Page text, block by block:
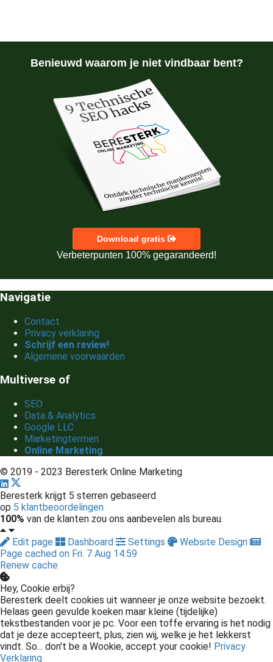
Benieuwd waarom je niet vindbaar bent?
Download gratis
Verbeterpunten 100% gegarandeerd!
Navigatie
Contact
Privacy verklaring
Schrijf een review!
Algemene voorwaarden
Multiverse of
SEO
Data & Analytics
Google LLC
Marketingtermen
Online Marketing
© 2019 - 2023 Beresterk Online Marketing
Beresterk krijgt 5 sterren gebaseerd
op 5 klantbeoordelingen
100% van de klanten zou ons aanbevelen als bureau.
Edit page
Dashboard Settings
Website Design
Page cached on Fri. 7 Aug 14:59
Renew cache
Hey, Cookie erbij?
Beresterk deelt cookies uit wanneer je onze website bezoekt.
Helaas geen gevulde koeken maar kleine (tijdelijke)
tekstbestanden voor je pc. Voor een toffe ervaring is het nodig
dat je deze accepteert, plus, zien wij, welke je het lekkerst
vindt. So... don't be a Wookie, accept your cookie! Privacy
Verklaring